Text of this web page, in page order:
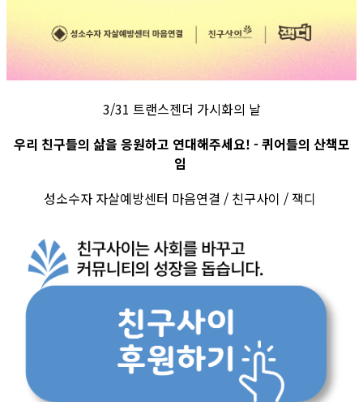
3/31 트랜스젠더 가시화의 날
우리 친구들의 삶을 응원하고 연대해주세요! - 퀴어들의 산책모
임
성소수자 자살예방센터 마음연결 / 친구사이 / 잭디